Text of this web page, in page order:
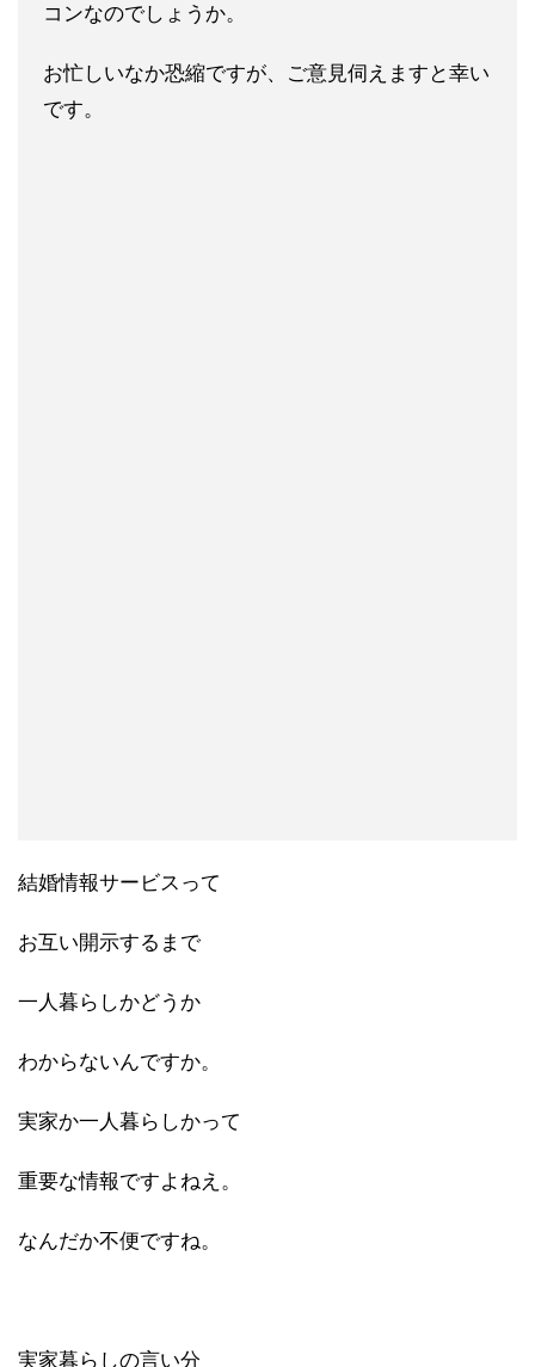
コンなのでしょうか。
お忙しいなか恐縮ですが、ご意見伺えますと幸い
です。
結婚情報サービスって
お互い開示するまで
一人暮らしかどうか
わからないんですか。
実家か一人暮らしかって
重要な情報ですよねえ。
なんだか不便ですね。
実家暮らしの言い分